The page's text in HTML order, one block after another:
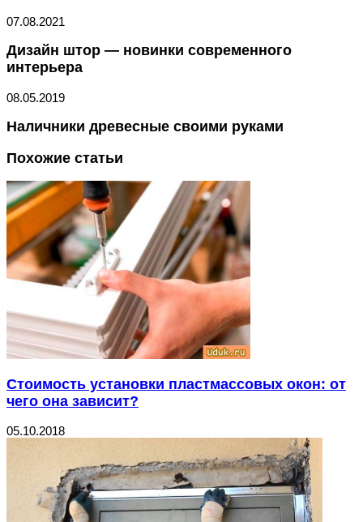
07.08.2021
Дизайн штор — новинки современного
интерьера
08.05.2019
Наличники древесные своими руками
Похожие статьи
Стоимость установки пластмассовых окон: от
чего она зависит?
05.10.2018